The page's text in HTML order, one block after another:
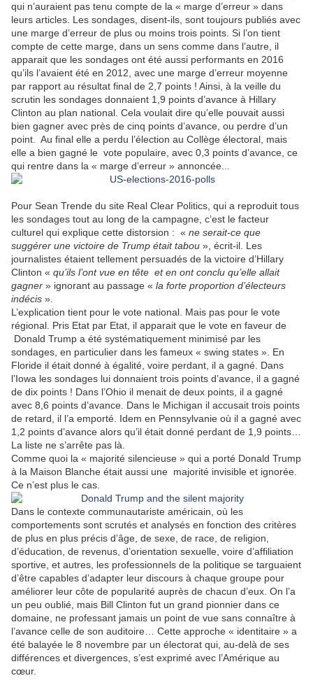
qui n’auraient pas tenu compte de la « marge d’erreur » dans
leurs articles. Les sondages, disent-ils, sont toujours publiés avec
une marge d’erreur de plus ou moins trois points. Si l’on tient
compte de cette marge, dans un sens comme dans l’autre, il
apparait que les sondages ont été aussi performants en 2016
qu’ils l’avaient été en 2012, avec une marge d’erreur moyenne
par rapport au résultat final de 2,7 points ! Ainsi, à la veille du
scrutin les sondages donnaient 1,9 points d’avance à Hillary
Clinton au plan national. Cela voulait dire qu’elle pouvait aussi
bien gagner avec près de cinq points d’avance, ou perdre d’un
point.
Au final elle a perdu l’élection au Collège électoral, mais
elle a bien gagné le vote populaire, avec 0,3 points d’avance, ce
qui rentre dans la « marge d’erreur » annoncée...
Pour Sean Trende du site Real Clear Politics, qui a reproduit tous
les sondages tout au long de la campagne, c’est le facteur
culturel qui explique cette distorsion : « ne serait-ce que
suggérer une victoire de Trump était tabou », écrit-il. Les
journalistes étaient tellement persuadés de la victoire d’Hillary
Clinton « qu’ils l’ont vue en tête et en ont conclu qu’elle allait
gagner » ignorant au passage « la forte proportion d’électeurs
indécis ».
L’explication tient pour le vote national. Mais pas pour le vote
régional. Pris Etat par Etat, il apparait que le vote en faveur de
Donald Trump a été systématiquement minimisé par les
sondages, en particulier dans les fameux « swing states ». En
Floride il était donné à égalité, voire perdant, il a gagné. Dans
l’Iowa les sondages lui donnaient trois points d’avance, il a gagné
de dix points ! Dans l’Ohio il menait de deux points, il a gagné
avec 8,6 points d’avance. Dans le Michigan il accusait trois points
de retard, il l’a emporté. Idem en Pennsylvanie où il a gagné avec
1,2 points d’avance alors qu’il était donné perdant de 1,9 points…
La liste ne s’arrête pas là.
Comme quoi la « majorité silencieuse » qui a porté Donald Trump
à la Maison Blanche était aussi une majorité invisible et ignorée.
Ce n’est plus le cas.
Dans le contexte communautariste américain, où les
comportements sont scrutés et analysés en fonction des critères
de plus en plus précis d’âge, de sexe, de race, de religion,
d’éducation, de revenus, d’orientation sexuelle, voire d’affiliation
sportive, et autres, les professionnels de la politique se targuaient
d’être capables d’adapter leur discours à chaque groupe pour
améliorer leur côte de popularité auprès de chacun d’eux. On l’a
un peu oublié, mais Bill Clinton fut un grand pionnier dans ce
domaine, ne professant jamais un point de vue sans connaître à
l’avance celle de son auditoire… Cette approche « identitaire » a
été balayée le 8 novembre par un électorat qui, au-delà de ses
différences et divergences, s’est exprimé avec l’Amérique au
cœur.